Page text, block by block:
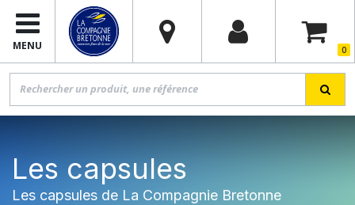
0
MENU
Les capsules
Les capsules de La Compagnie Bretonne